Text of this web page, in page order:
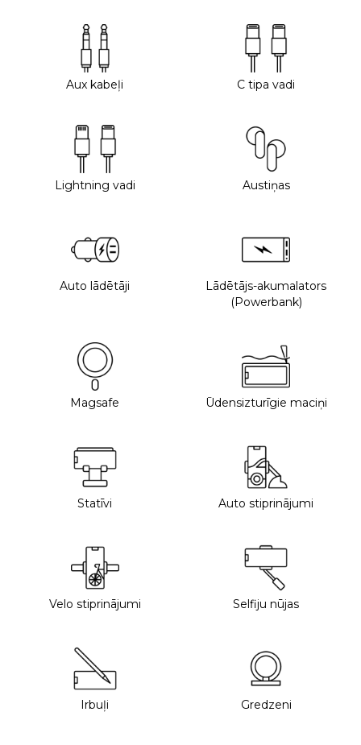
Aux kabeļi C tipa vadi
Lightning vadi Austiņas
Auto lādētāji
Lādētājs-akumalators
(Powerbank)
Magsafe Ūdensizturīgie maciņi
Statīvi Auto stiprinājumi
Velo stiprinājumi Selfiju nūjas
Irbuļi Gredzeni